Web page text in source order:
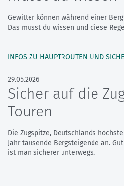
Gewitter können während einer
Das musst du wissen und diese
INFOS ZU HAUPTROUTEN UND
29.05.2026
Sicher auf die
Touren
Die Zugspitze, Deutschlands
Jahr tausende Bergsteigende an.
ist man sicherer unterwegs.